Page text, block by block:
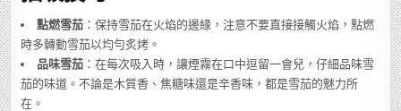
點燃雪茄 ：保持雪茄在火焰的邊緣，注意不要直接接觸火焰，點燃
時多轉動雪茄以均勻炙烤。
品味雪茄 ：在每次吸入時，讓煙霧在口中逗留一會兒，仔細品味雪
茄的味道。不論是木質香、焦糖味還是辛香味，都是雪茄的魅力所
在。